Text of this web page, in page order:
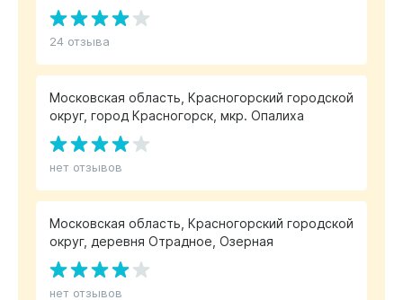
24 отзыва
Московская область, Красногорский городской
округ, город Красногорск, мкр. Опалиха
нет отзывов
Московская область, Красногорский городской
округ, деревня Отрадное, Озерная
нет отзывов